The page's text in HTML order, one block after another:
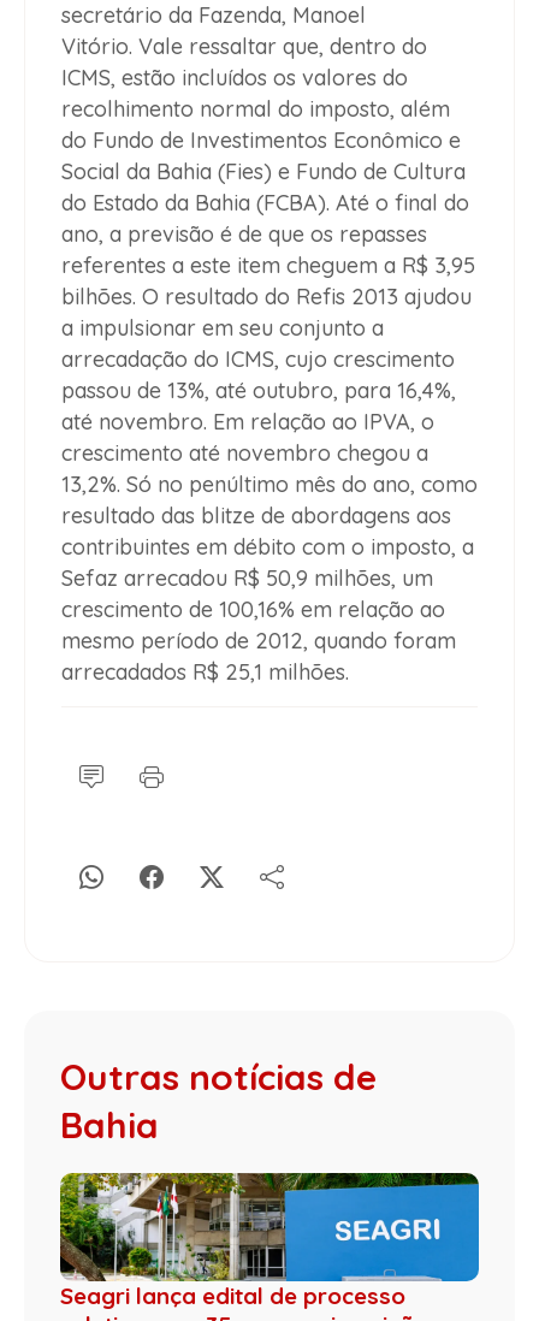
secretário da Fazenda, Manoel
Vitório. Vale ressaltar que, dentro do
ICMS, estão incluídos os valores do
recolhimento normal do imposto, além
do Fundo de Investimentos Econômico e
Social da Bahia (Fies) e Fundo de Cultura
do Estado da Bahia (FCBA). Até o final do
ano, a previsão é de que os repasses
referentes a este item cheguem a R$ 3,95
bilhões. O resultado do Refis 2013 ajudou
a impulsionar em seu conjunto a
arrecadação do ICMS, cujo crescimento
passou de 13%, até outubro, para 16,4%,
até novembro. Em relação ao IPVA, o
crescimento até novembro chegou a
13,2%. Só no penúltimo mês do ano, como
resultado das blitze de abordagens aos
contribuintes em débito com o imposto, a
Sefaz arrecadou R$ 50,9 milhões, um
crescimento de 100,16% em relação ao
mesmo período de 2012, quando foram
arrecadados R$ 25,1 milhões.
Outras notícias de
Bahia
Seagri lança edital de processo